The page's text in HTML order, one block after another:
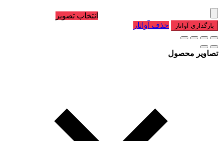
انتخاب تصویر
بارگذاری آواتار حذف آواتار
تصاویر محصول